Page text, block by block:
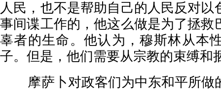
人民，也不是帮助自己的人民反对以
事间谍工作的，他这么做是为了拯救
辜者的生命。他认为，穆斯林从本
子。但是，他们需要从宗教的束缚和
摩萨卜对政客们为中东和平所做